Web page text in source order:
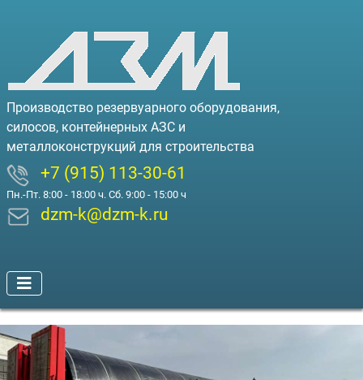
Производство резервуарного оборудования,
силосов, контейнерных АЗС и
металлоконструкций для строительства
+7 (915) 113-30-61
Пн.-Пт. 8:00 - 18:00 ч. Сб. 9:00 - 15:00 ч
dzm-k@dzm-k.ru